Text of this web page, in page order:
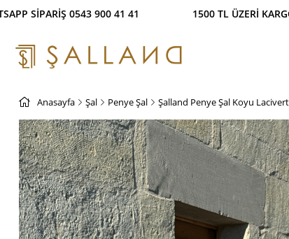
İMKANI! %100 GÜVENLİ ÖDEME SİSTEMİ
Anasayfa Şal Penye Şal Şalland Penye Şal Koyu Lacivert